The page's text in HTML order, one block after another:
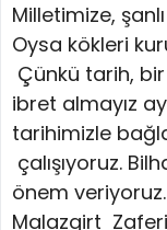
Milletimize,
Oysa kökleri
Çünkü tarih,
ibret almayız
tarihimizle
çalışıyoruz.
önem
Malazgirt